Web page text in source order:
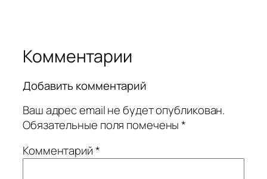
Комментарии
Добавить комментарий
Ваш адрес email не будет опубликован.
Обязательные поля помечены*
Комментарий*